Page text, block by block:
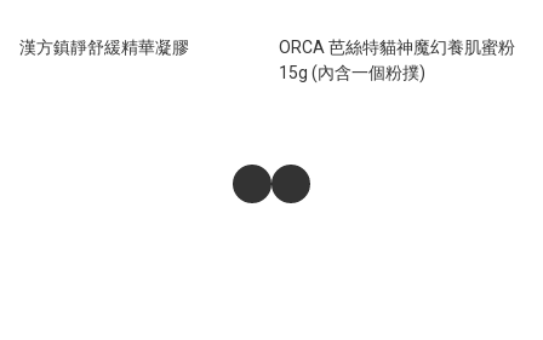
漢方鎮靜舒緩精華凝膠
ORCA 芭絲特貓神魔幻養肌蜜粉
15g (內含一個粉撲)